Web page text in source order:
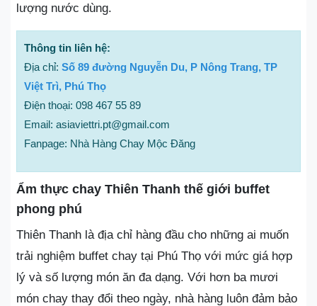
lượng nước dùng.
Thông tin liên hệ:
Địa chỉ: Số 89 đường Nguyễn Du, P Nông Trang, TP
Việt Trì, Phú Thọ
Điện thoại: 098 467 55 89
Email: asiaviettri.pt@gmail.com
Fanpage: Nhà Hàng Chay Mộc Đăng
Ẩm thực chay Thiên Thanh thế giới buffet
phong phú
Thiên Thanh là địa chỉ hàng đầu cho những ai muốn
trải nghiệm buffet chay tại Phú Thọ với mức giá hợp
lý và số lượng món ăn đa dạng. Với hơn ba mươi
món chay thay đổi theo ngày, nhà hàng luôn đảm bảo